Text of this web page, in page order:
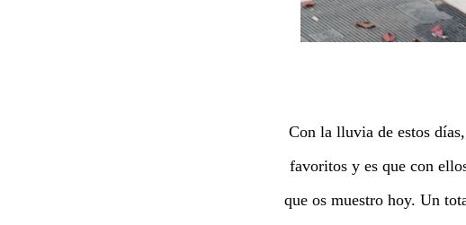
Con la lluvia de estos
favoritos y es que con
que os muestro hoy. Un